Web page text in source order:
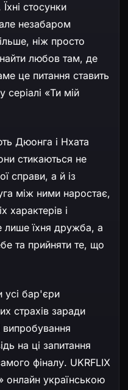
стосунки
незабаром
ніж просто
любов там, де
це питання ставить
«Ти мій
Дюонга і Нхата
стикаються не
справи, а й із
між ними наростає,
характерів і
лише їхня дружба, а
та прийняти те, що
усі бар'єри
страхів заради
на ці запитання
фіналу. UKRFLIX
онлайн українською